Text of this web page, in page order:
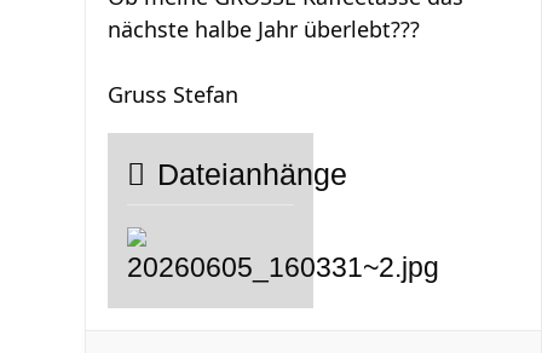
nächste halbe Jahr überlebt???
Gruss Stefan
Dateianhänge